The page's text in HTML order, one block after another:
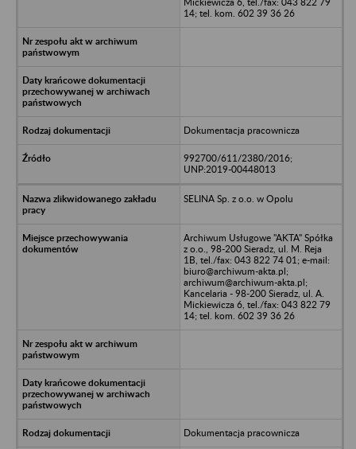
14; tel. kom. 602 39 36 26
Dokumentacja pracownicza
992700/611/2380/2016;
UNP:2019-00448013
SELINA Sp. z o.o. w Opolu
Archiwum Usługowe "AKTA" Spółka
z o.o., 98-200 Sieradz, ul. M. Reja
1B, tel./fax: 043 822 74 01; e-mail:
biuro@archiwum-akta.pl;
archiwum@archiwum-akta.pl;
Kancelaria - 98-200 Sieradz, ul. A.
Mickiewicza 6, tel./fax: 043 822 79
14; tel. kom. 602 39 36 26
Dokumentacja pracownicza